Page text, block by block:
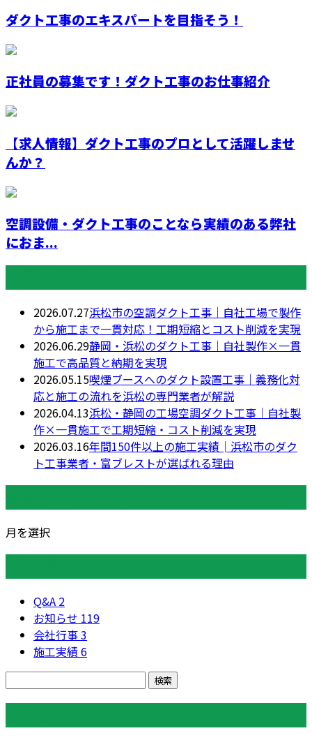
ダクト工事のエキスパートを目指そう！
正社員の募集です！ダクト工事のお仕事紹介
【求人情報】ダクト工事のプロとして活躍しませ
んか？
空調設備・ダクト工事のことなら実績のある弊社
におま...
2026.07.27浜松市の空調ダクト工事｜自社工場で製作
から施工まで一貫対応！工期短縮とコスト削減を実現
2026.06.29静岡・浜松のダクト工事｜自社製作×一貫
施工で高品質と納期を実現
2026.05.15喫煙ブースへのダクト設置工事｜義務化対
応と施工の流れを浜松の専門業者が解説
2026.04.13浜松・静岡の工場空調ダクト工事｜自社製
作×一貫施工で工期短縮・コスト削減を実現
2026.03.16年間150件以上の施工実績│浜松市のダク
ト工事業者・富ブレストが選ばれる理由
月を選択
Q&A 2
お知らせ 119
会社行事3
施工実績6